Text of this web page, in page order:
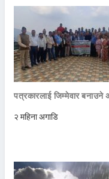
पत्रकारलाई जिम्मेवार बनाउने
२ महिना अगाडि